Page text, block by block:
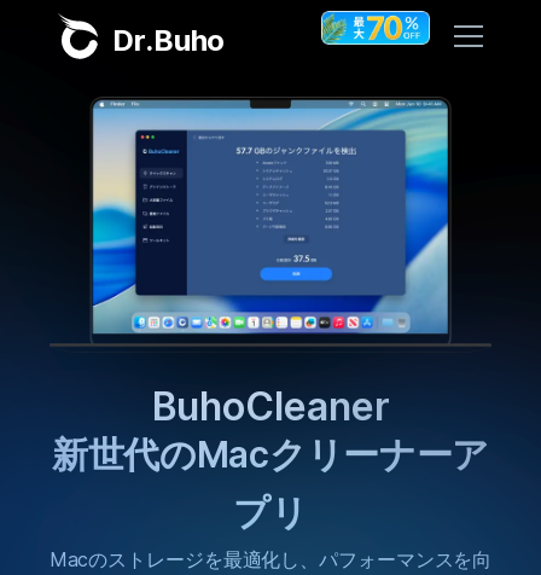
Dr.Buho
ホーム
BuhoCleaner
BuhoUnlocker
BuhoRepair
BuhoBarX
BuhoLaunchpad
ストア
その他
BuhoNTFS
超簡単なMac用NTFSツー
ル
MacでNTFSドライブを完全に読み取り/書き込みす
BuhoLaunchpad
お馴染みのLaunchpadが
復活
いつもの操作感で、アプリをサッと起動＆かんたん
BuhoBarX
Macメニューバー管理アプ
リ
ごちゃごちゃとしたメニューバーをすっきりさせ
BuhoCleaner
新世代のMacクリーナーア
プリ
Macのストレージを最適化し、パフォーマンスを向
BuhoNTFS
超簡単なMac用NTFSツー
ル
MacでNTFSドライブを完全に読み取り/書き込みす
BuhoLaunchpad
お馴染みのLaunchpadが
復活
いつもの操作感で、アプリをサッと起動＆かんたん